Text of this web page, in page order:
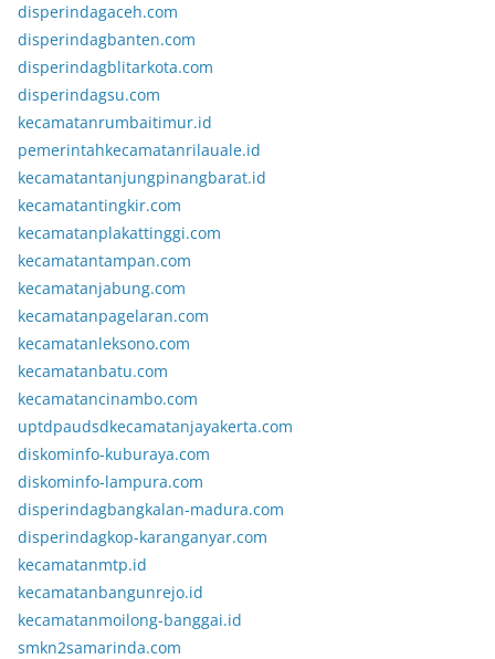
disperindagaceh.com
disperindagbanten.com
disperindagblitarkota.com
disperindagsu.com
kecamatanrumbaitimur.id
pemerintahkecamatanrilauale.id
kecamatantanjungpinangbarat.id
kecamatantingkir.com
kecamatanplakattinggi.com
kecamatantampan.com
kecamatanjabung.com
kecamatanpagelaran.com
kecamatanleksono.com
kecamatanbatu.com
kecamatancinambo.com
uptdpaudsdkecamatanjayakerta.com
diskominfo-kuburaya.com
diskominfo-lampura.com
disperindagbangkalan-madura.com
disperindagkop-karanganyar.com
kecamatanmtp.id
kecamatanbangunrejo.id
kecamatanmoilong-banggai.id
smkn2samarinda.com